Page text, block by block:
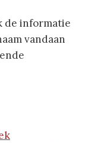
de informatie
vandaan